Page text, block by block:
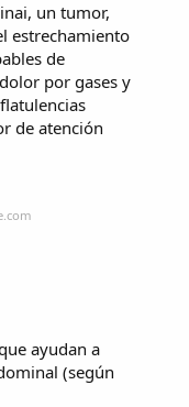
un tumor,
estrechamiento
de
por gases y
de atención
ayudan a
(según